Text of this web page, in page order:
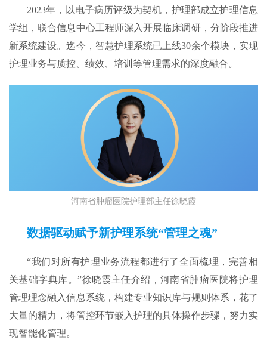
2023年，以电子病历评级为契机，护理部成立护理信息
学组，联合信息中心工程师深入开展临床调研，分阶段推进
新系统建设。迄今，智慧护理系统已上线30余个模块，实现
护理业务与质控、绩效、培训等管理需求的深度融合。
河南省肿瘤医院护理部主任徐晓霞
数据驱动赋予新护理系统“管理之魂”
“我们对所有护理业务流程都进行了全面梳理，完善相
关基础字典库。”徐晓霞主任介绍，河南省肿瘤医院将护理
管理理念融入信息系统，构建专业知识库与规则体系，花了
大量的精力，将管控环节嵌入护理的具体操作步骤，努力实
现智能化管理。